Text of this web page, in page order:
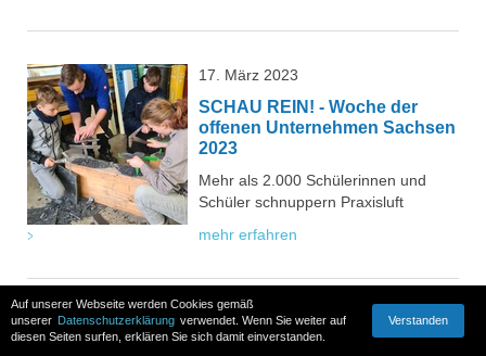
17. März 2023
SCHAU REIN! - Woche der
offenen Unternehmen Sachsen
2023
Mehr als 2.000 Schülerinnen und
Schüler schnuppern Praxisluft
mehr erfahren
23. Januar 2023
Auf unserer Webseite werden Cookies gemäß
unserer Datenschutzerklärung verwendet. Wenn Sie weiter auf
diesen Seiten surfen, erklären Sie sich damit einverstanden.
Verstanden